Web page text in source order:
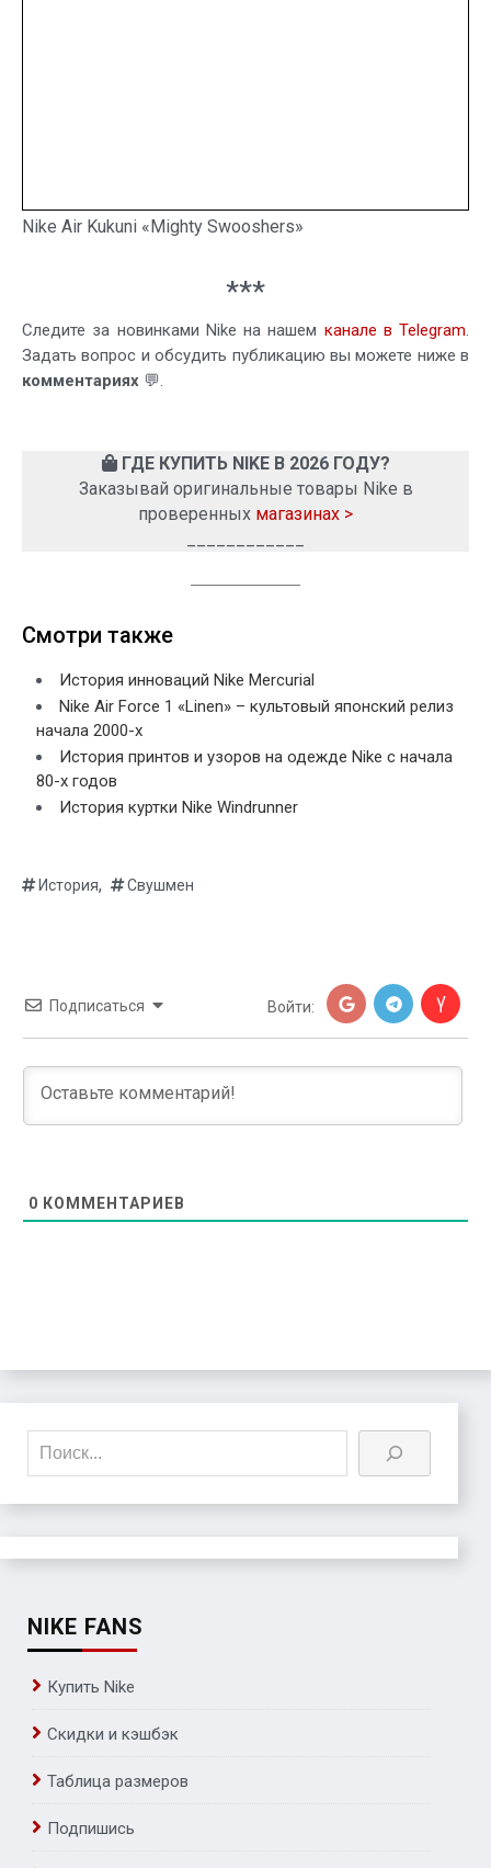
Nike Air Kukuni «Mighty Swooshers»
***
Следите за новинками Nike на нашем канале в Telegram.
Задать вопрос и обсудить публикацию вы можете ниже в
комментариях 💬.
ГДЕ КУПИТЬ NIKE В 2026 ГОДУ?
Заказывай оригинальные товары Nike в
проверенных магазинах >
Смотри также
История инноваций Nike Mercurial
Nike Air Force 1 «Linen» – культовый японский релиз
начала 2000-х
История принтов и узоров на одежде Nike с начала
80-х годов
История куртки Nike Windrunner
История, Свушмен
Подписаться Войти:
0 КОММЕНТАРИЕВ
Поиск
NIKE FANS
Купить Nike
Скидки и кэшбэк
Таблица размеров
Подпишись